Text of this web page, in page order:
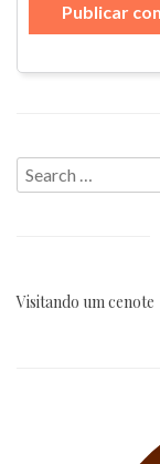
Search
for:
Visitando um cenote